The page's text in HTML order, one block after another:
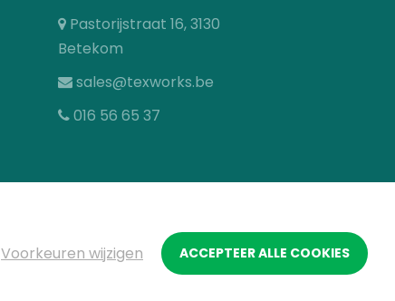
Pastorijstraat 16, 3130
Betekom
sales@texworks.be
016 56 65 37
Voorkeuren wijzigen ACCEPTEER ALLE COOKIES